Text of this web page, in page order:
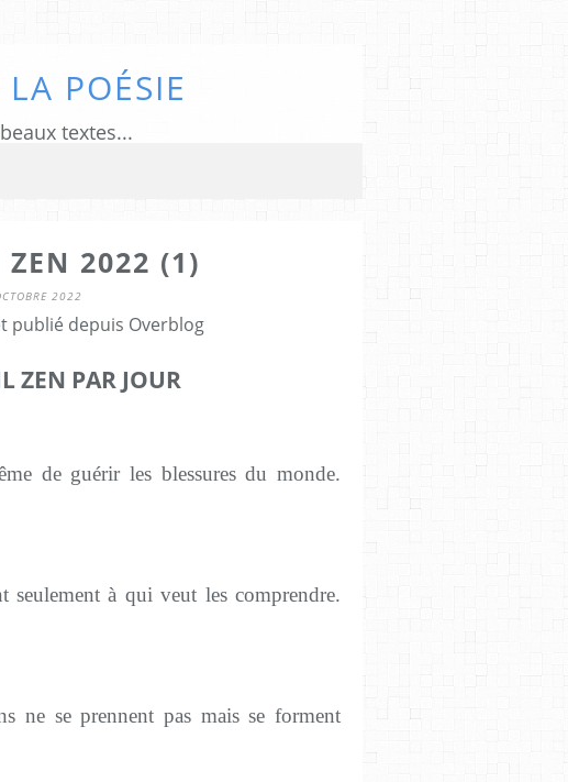
POÉSIE
textes...
ZEN 2022 (1)
2022
publié depuis Overblog
ZEN PAR JOUR
de guérir les blessures du monde.
seulement à qui veut les comprendre.
ne se prennent pas mais se forment